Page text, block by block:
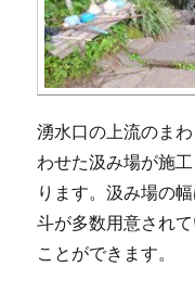
湧水口の上流のま
わせた汲み場が施
ります。汲み場の
斗が多数用意され
ことができます。